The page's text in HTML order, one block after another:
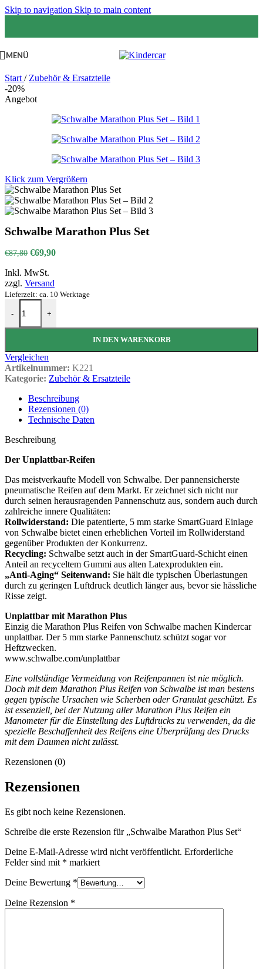
Skip to navigation Skip to main content
MENÜ
Start / Zubehör & Ersatzteile
-20%
Angebot
Klick zum Vergrößern
Schwalbe Marathon Plus Set
€87,80 Ursprünglicher
war:
€87,80
€69,90Aktueller
Inkl. MwSt.
zzgl. Versand
Lieferzeit: ca. 10 Werktage
-
Schwalbe Marathon Plus Set Menge
+
IN DEN WARENKORB
Vergleichen
Artikelnummer: K221
Kategorie: Zubehör & Ersatzteile
Beschreibung
Rezensionen (0)
Technische Daten
Beschreibung
Der Unplattbar-Reifen
Das meistverkaufte Modell von Schwalbe. Der pannensicherste
pneumatische Reifen auf dem Markt. Er zeichnet sich nicht nur
durch seinen herausragenden Pannenschutz aus, sondern auch durch
zahlreiche innere Qualitäten:
Rollwiderstand: Die patentierte, 5 mm starke SmartGuard Einlage
von Schwalbe bietet einen erheblichen Vorteil im Rollwiderstand
gegenüber Produkten der Konkurrenz.
Recycling: Schwalbe setzt auch in der SmartGuard-Schicht einen
Anteil an recyceltem Gummi aus alten Latexprodukten ein.
„Anti-Aging“ Seitenwand: Sie hält die typischen Überlastungen
durch zu geringen Luftdruck deutlich länger aus, bevor sie hässliche
Risse zeigt.
Unplattbar mit Marathon Plus
Einzig die Marathon Plus Reifen von Schwalbe machen Kindercar
unplattbar. Der 5 mm starke Pannenschutz schützt sogar vor
Heftzwecken.
www.schwalbe.com/unplattbar
Eine vollständige Vermeidung von Reifenpannen ist nie möglich.
Doch mit dem Marathon Plus Reifen von Schwalbe ist man bestens
gegen typische Ursachen wie Scherben oder Granulat geschützt. Es
ist essenziell, bei der Nutzung aller Marathon Plus Reifen ein
Manometer für die Einstellung des Luftdrucks zu verwenden, da die
spezielle Beschaffenheit des Reifens eine Überprüfung des Drucks
mit dem Daumen nicht zulässt.
Rezensionen (0)
Rezensionen
Es gibt noch keine Rezensionen.
Schreibe die erste Rezension für „Schwalbe Marathon Plus Set“
Deine E-Mail-Adresse wird nicht veröffentlicht. Erforderliche
Felder sind mit * markiert
Deine Bewertung *
Deine Rezension *